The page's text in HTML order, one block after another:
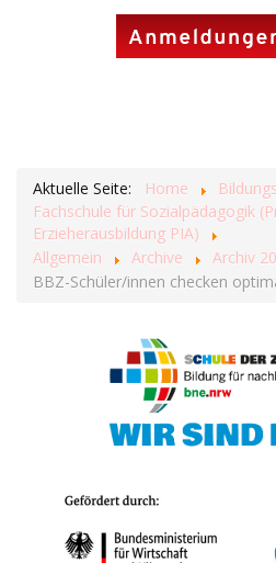
Aktuelle Seite: Home
Fachschule für Sozialpädagogik
Erzieherausbildung PIA)
Allgemein
Archive
Archiv
BBZ-Schüler/innen checken